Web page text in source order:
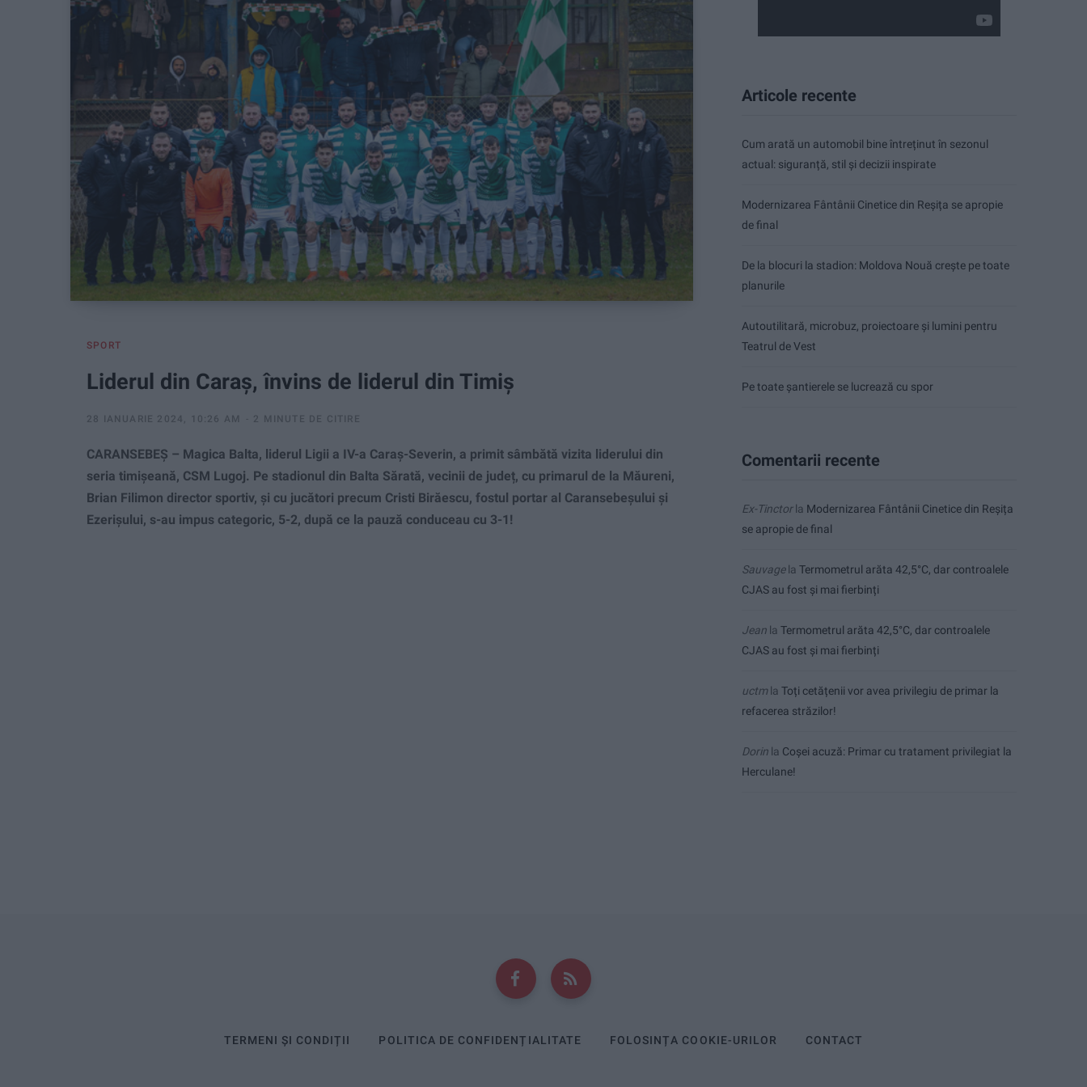
SPORT
Liderul din Caraș, învins de liderul din Timiș
28 IANUARIE 2024, 10:26 AM 2 MINUTE DE CITIRE
CARANSEBEȘ – Magica Balta, liderul Ligii a IV-a Caraș-Severin, a primit sâmbătă vizita liderului din
seria timișeană, CSM Lugoj. Pe stadionul din Balta Sărată, vecinii de județ, cu primarul de la Măureni,
Brian Filimon director sportiv, și cu jucători precum Cristi Birăescu, fostul portar al Caransebeșului și
Ezerișului, s-au impus categoric, 5-2, după ce la pauză conduceau cu 3-1!
Articole recente
Cum arată un automobil bine întreținut în sezonul
actual: siguranță, stil și decizii inspirate
Modernizarea Fântânii Cinetice din Reșița se apropie
de final
De la blocuri la stadion: Moldova Nouă crește pe toate
planurile
Autoutilitară, microbuz, proiectoare și lumini pentru
Teatrul de Vest
Pe toate șantierele se lucrează cu spor
Comentarii recente
Ex-Tinctorla Modernizarea Fântânii Cinetice din Reșița
se apropie de final
Sauvagela Termometrul arăta 42,5°C, dar controalele
CJAS au fost și mai fierbinți
Jean la Termometrul arăta 42,5°C, dar controalele
CJAS au fost și mai fierbinți
uctmla Toți cetățenii vor avea privilegiu de primar la
refacerea străzilor!
Dorin la Coșei acuză: Primar cu tratament privilegiat la
Herculane!
TERMENI ȘI CONDIȚII POLITICA DE CONFIDENȚIALITATE FOLOSINȚA COOKIE-URILOR CONTACT